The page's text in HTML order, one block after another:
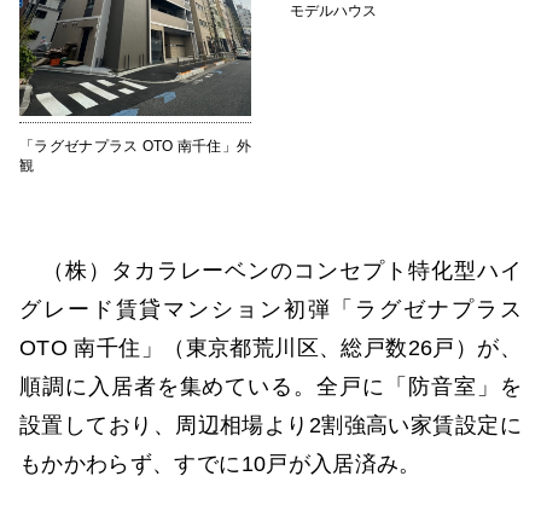
「ラグゼナプラス OTO 南千住」外
観
モデルハウス
（株）タカラレーベンのコンセプト特化型ハイ
グレード賃貸マンション初弾「ラグゼナプラス
OTO 南千住」（東京都荒川区、総戸数26戸）が、
順調に入居者を集めている。全戸に「防音室」を
設置しており、周辺相場より2割強高い家賃設定に
もかかわらず、すでに10戸が入居済み。